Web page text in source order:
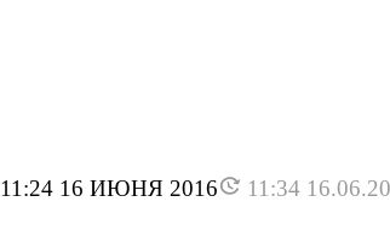
11:24 16 ИЮНЯ 2016 11:34